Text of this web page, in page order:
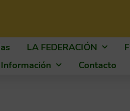
LA FEDERACIÓN
Contacto